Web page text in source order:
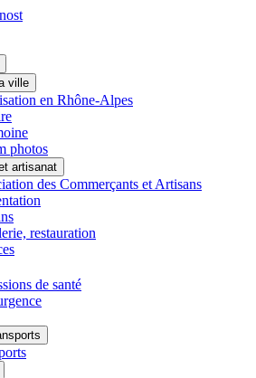
ville
en Rhône-Alpes
photos
artisanat
des Commerçants et Artisans
restauration
de santé